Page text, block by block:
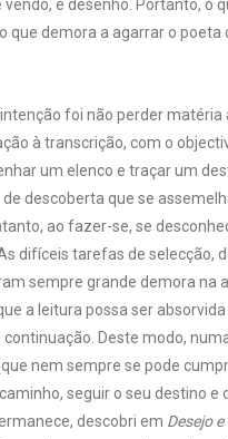
é desenho. Portanto, o
que demora a agarrar o poeta
foi não perder matéria
à transcrição, com o
um elenco e traçar um
descoberta que se
ao fazer-se, se
difíceis tarefas de selecção,
sempre grande demora na
a leitura possa ser
Deste modo,
nem sempre se pode
seguir o seu destino e
descobri em Desejo